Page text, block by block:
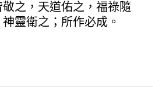
之，天道佑之，福祿隨
靈衛之；所作必成。